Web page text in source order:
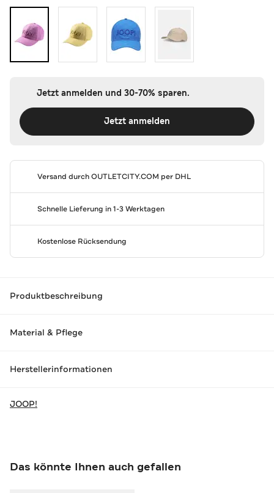
Jetzt anmelden und 30-70% sparen.
Jetzt anmelden
Versand durchOUTLETCITY.COM per DHL
Schnelle Lieferung in 1-3 Werktagen
Kostenlose Rücksendung
Produktbeschreibung
Material & Pflege
Herstellerinformationen
JOOP!
Das könnte Ihnen auch gefallen